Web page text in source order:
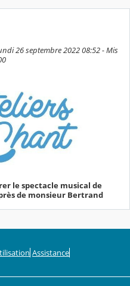
26 septembre 2022 08:52 - Mis
le spectacle musical de
de monsieur Bertrand
Assistance